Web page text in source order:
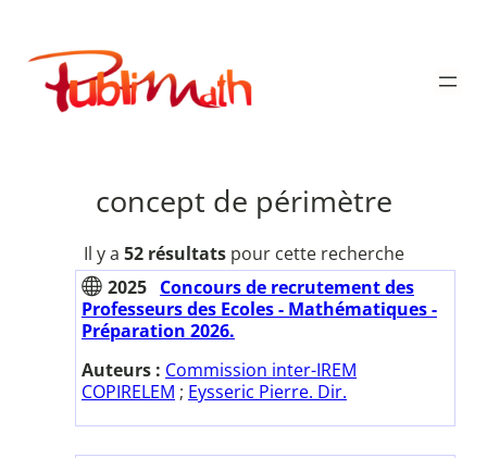
contenu
Publimath
concept de périmètre
Il y a 52 résultatspour cette recherche
2025 Concours de recrutement des
Professeurs des Ecoles - Mathématiques -
Préparation 2026.
Auteurs : Commission inter-IREM
COPIRELEM ; Eysseric Pierre. Dir.